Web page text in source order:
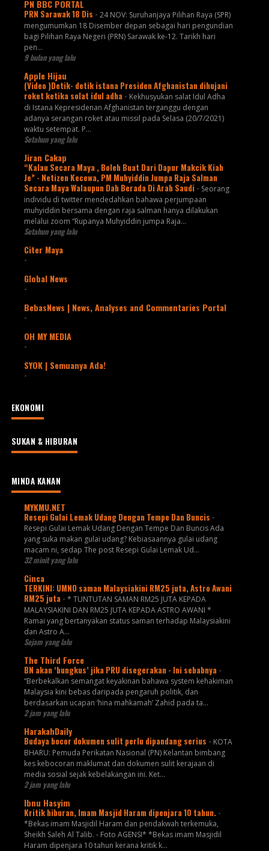
PN BBC PORTAL
PRN Sarawak 18 Dis - 24 NOV: Suruhanjaya Pilihan Raya (SPR)
mengumumkan 18 Disember depan sebagai hari pengundian
bagi Pilihan Raya Negeri (PRN) Sarawak ke-12. Tarikh hari
pen...
9 bulan yang lalu
Apple Hijau
(Video )Detik- detik istana Presiden Afghanistan dihujani
roket ketika solat idul adha - Kekhusyukan salat Idul Adha
di Istana Kepresidenan Afghanistan terganggu dengan
adanya serangan roket atau missil pada Selasa (20/7/2021)
waktu setempat. P...
Setahun yang lalu
Jiran Cakap
“Kalau Secara Maya , Boleh Buat Dari Dapur Makcik Kiah
Je” - Netizen Kecewa, PM Muhyiddin Jumpa Raja Salman
Secara Maya Walaupun Dah Berada Di Arab Saudi - Seorang
individu di twitter mendedahkan bahawa perjumpaan
muhyiddin bersama dengan raja salman hanya dilakukan
melalui zoom “Rupanya Muhyiddin jumpa Raja...
Setahun yang lalu
Citer Maya
-
Global News
-
BebasNews | News, Analyses and Commentaries Portal
-
OH MY MEDIA
-
SYOK | Semuanya Ada!
-
EKONOMI
SUKAN & HIBURAN
MINDA KANAN
MYKMU.NET
Resepi Gulai Lemak Udang Dengan Tempe Dan Buncis -
Resepi Gulai Lemak Udang Dengan Tempe Dan Buncis Ada
yang suka makan gulai udang? Kebiasaannya gulai udang
macam ni, sedap The post Resepi Gulai Lemak Ud...
32 minit yang lalu
Cinca
TERKINI: UMNO saman Malaysiakini RM25 juta, Astro Awani
RM25 juta - * TUNTUTAN SAMAN RM25 JUTA KEPADA
MALAYSIAKINI DAN RM25 JUTA KEPADA ASTRO AWANI *
Ramai yang bertanyakan status saman terhadap Malaysiakini
dan Astro A...
Sejam yang lalu
The Third Force
BN akan ‘bungkus’ jika PRU disegerakan - Ini sebabnya -
“Berbekalkan semangat keyakinan bahawa system kehakiman
Malaysia kini bebas daripada pengaruh politik, dan
berdasarkan ucapan ‘hina mahkamah’ Zahid pada ta...
2 jam yang lalu
HarakahDaily
Budaya bocor dokumen sulit perlu dipandang serius - KOTA
BHARU: Pemuda Perikatan Nasional (PN) Kelantan bimbang
kes kebocoran maklumat dan dokumen sulit kerajaan di
media sosial sejak kebelakangan ini. Ket...
2 jam yang lalu
Ibnu Hasyim
Kritik hiburan, Imam Masjid Haram dipenjara 10 tahun. -
*Bekas imam Masjidil Haram dan pendakwah terkemuka,
Sheikh Saleh Al Talib. - Foto AGENSI* *Bekas imam Masjidil
Haram dipenjara 10 tahun kerana kritik k...